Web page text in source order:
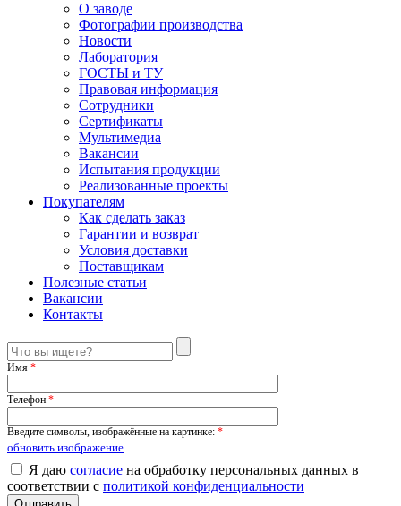
О заводе
Фотографии производства
Новости
Лаборатория
ГОСТЫ и ТУ
Правовая информация
Сотрудники
Сертификаты
Мультимедиа
Вакансии
Испытания продукции
Реализованные проекты
Покупателям
Как сделать заказ
Гарантии и возврат
Условия доставки
Поставщикам
Полезные статьи
Вакансии
Контакты
Имя *
Телефон *
Введите символы, изображённые на картинке: *
обновить изображение
Я даю согласие на обработку персональных данных в
соответствии с политикой конфиденциальности